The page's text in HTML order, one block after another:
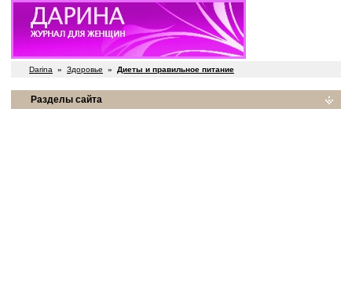
Darina » Здоровье » Диеты и правильное питание
Разделы сайта